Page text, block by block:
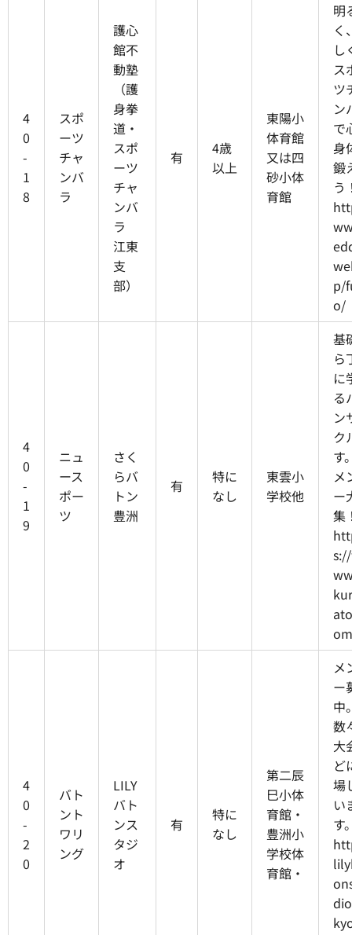
4
0
-
1
8
スポ
ーツ
チャ
ンバ
ラ
護心
館不
動塾
（護
身拳
道・
スポ
ーツ
チャ
ンバ
ラ
江東
支
部）
有
4歳
以上
東陽小
体育館
又は四
砂小体
育館
明
く
し
ス
ツ
ン
で
身
鍛
う
p/
o/
4
0
-
1
9
ニュ
ース
ポー
ツ
さく
らバ
トン
豊洲
有
特に
なし
東雲小
学校他
基
ら
に
る
ン
ク
す
メ
ー
集
4
0
-
2
0
バト
ント
ワリ
ング
LILY
バト
ンス
タジ
オ
有
特に
なし
第二辰
巳小体
育館・
豊洲小
学校体
育館・
メ
ー
中
数
大
ど
場
い
す